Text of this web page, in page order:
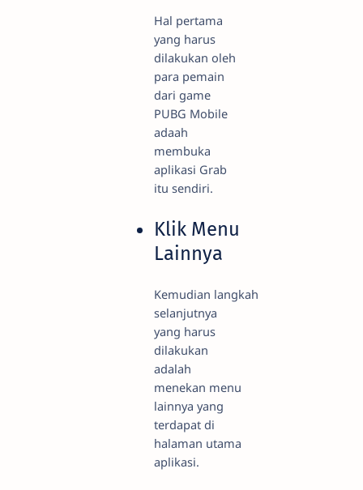
Hal pertama
yang harus
dilakukan oleh
para pemain
dari game
PUBG Mobile
adaah
membuka
aplikasi Grab
itu sendiri.
Klik Menu
Lainnya
Kemudian langkah
selanjutnya
yang harus
dilakukan
adalah
menekan menu
lainnya yang
terdapat di
halaman utama
aplikasi.